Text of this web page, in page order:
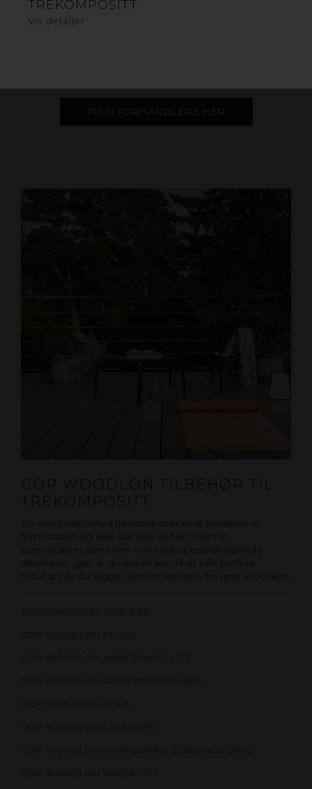
TREKOMPOSITT
Vis detaljer
GOP WOODLON TILBEHØR TIL
TREKOMPOSITT
En stor fordel med trekompositt er at bordene er
formstabile og ikke slår seg av fukt. Denne
egenskapen, sammen med det spesialdesignede
tilbehøret, gjør at du enkelt kan få et helt perfekt
resultat når du legger ditt terrassegulv fra gop Woodlon.